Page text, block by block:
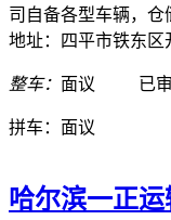
司自备各型车辆，仓
地址：四平市铁东区
整车： 面议
拼车： 面议
已
哈尔滨一正